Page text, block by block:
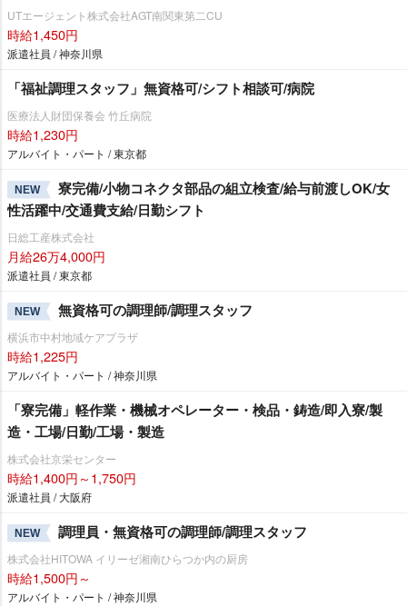
UTエージェント株式会社AGT南関東第二CU
時給1,450円
派遣社員 / 神奈川県
「福祉調理スタッフ」無資格可/シフト相談可/病院
医療法人財団保養会 竹丘病院
時給1,230円
アルバイト・パート / 東京都
NEW
寮完備/小物コネクタ部品の組立検査/給与前渡しOK/女
性活躍中/交通費支給/日勤シフト
日総工産株式会社
月給26万4,000円
派遣社員 / 東京都
NEW 無資格可の調理師/調理スタッフ
横浜市中村地域ケアプラザ
時給1,225円
アルバイト・パート / 神奈川県
「寮完備」軽作業・機械オペレーター・検品・鋳造/即入寮/製
造・工場/日勤/工場・製造
株式会社京栄センター
時給1,400円～1,750円
派遣社員 / 大阪府
NEW 調理員・無資格可の調理師/調理スタッフ
株式会社HITOWA イリーゼ湘南ひらつか内の厨房
時給1,500円～
アルバイト・パート / 神奈川県